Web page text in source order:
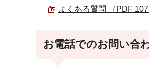
よくある質問 （PDF
お電話でのお問い合